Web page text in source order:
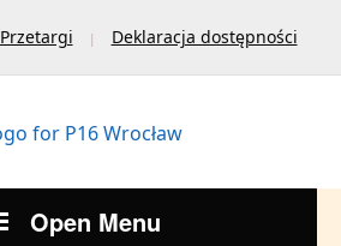
Przetargi Deklaracja dostępności
Open Menu